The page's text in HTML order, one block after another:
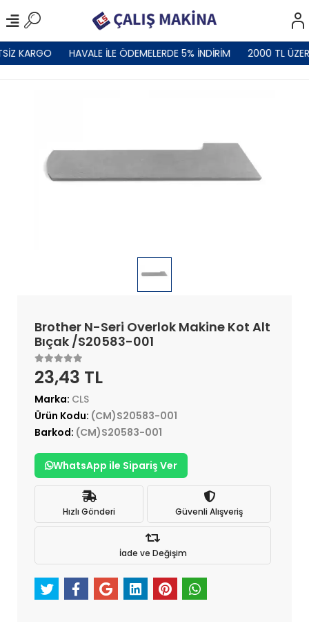
KARGO HAVALE İLE ÖDEMELERDE 5% İNDİRİM 2000 TL
Brother N-Seri Overlok Makine Kot Alt
Bıçak /S20583-001
23,43 TL
Marka: CLS
Ürün Kodu: (CM)S20583-001
Barkod: (CM)S20583-001
WhatsApp ile Sipariş Ver
Hızlı Gönderi Güvenli Alışveriş
İade ve Değişim